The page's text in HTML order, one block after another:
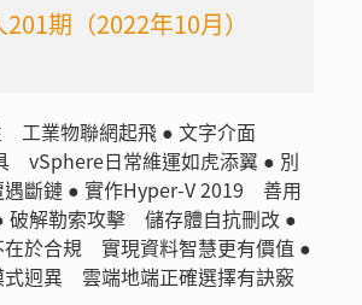
期（2022年10月）
工業物聯網起飛 ● 文字介面
vSphere日常維運如虎添翼 ● 別
遇斷鏈 ● 實作Hyper-V 2019 善用
破解勒索攻擊 儲存體自抗刪改 ●
在於合規 實現資料智慧更有價值 ●
式迥異 雲端地端正確選擇有訣竅